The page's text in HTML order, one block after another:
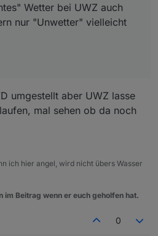
Wetter bei UWZ auch
nur "Unwetter" vielleicht
umgestellt aber UWZ lasse
mal sehen ob da noch
ich hier angel, wird nicht übers Wasser
im Beitrag wenn er euch geholfen hat.
0